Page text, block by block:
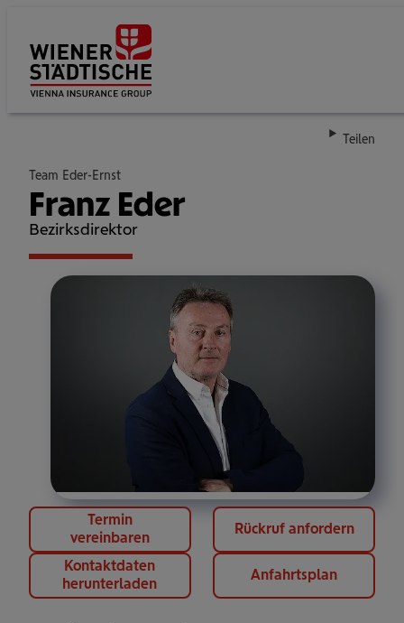
Teilen
Team Eder-Ernst
Franz Eder
Bezirksdirektor
Termin
vereinbaren
Rückruf anfordern
Kontaktdaten
herunterladen
Anfahrtsplan